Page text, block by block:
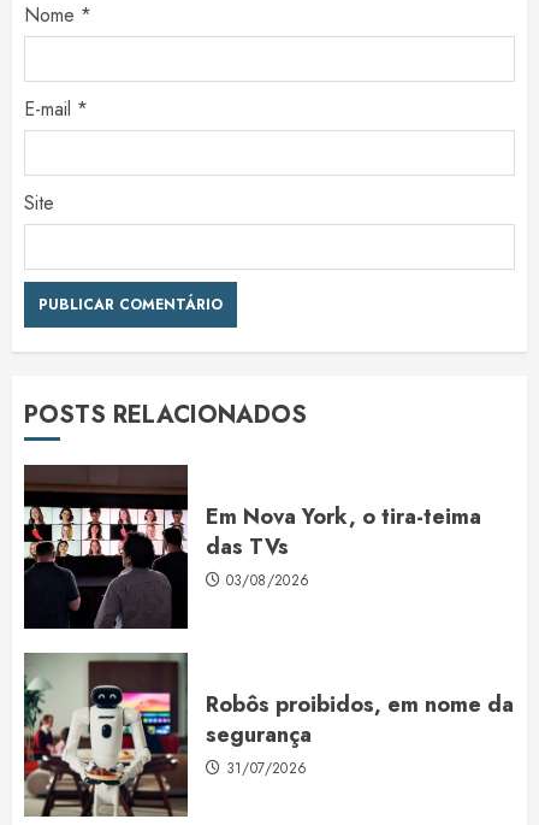
Nome *
E-mail *
Site
POSTS RELACIONADOS
Em Nova York, o tira-teima
das TVs
03/08/2026
Robôs proibidos, em nome da
segurança
31/07/2026